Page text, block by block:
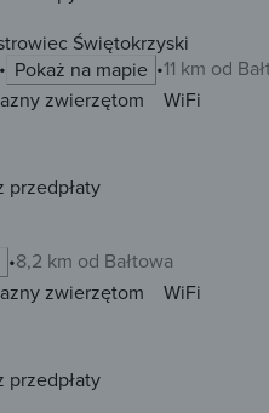
Świętokrzyski
Pokaż na mapie 11 km od
zwierzętom
WiFi
przedpłaty
8,2 km od Bałtowa
zwierzętom
WiFi
przedpłaty